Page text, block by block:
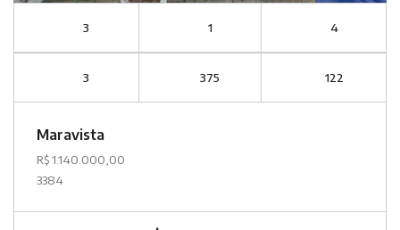
3 1 4
3 375 122
Maravista
R$ 1.140.000,00
3384